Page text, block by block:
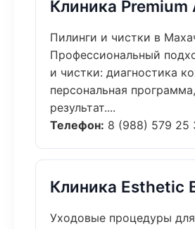
Клиника Premium
Пилинги и чистки в
Профессиональный
и чистки: диагностика
персональная
результат....
Телефон: 8 (988) 579 25
Клиника Esthetic
Уходовые процедуры